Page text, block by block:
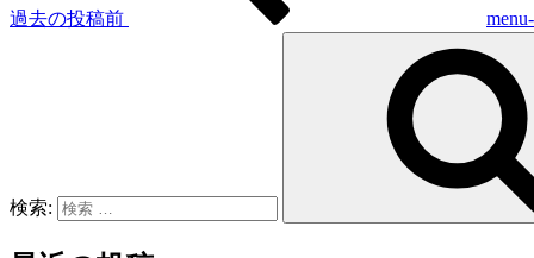
過去の投稿前
検索: